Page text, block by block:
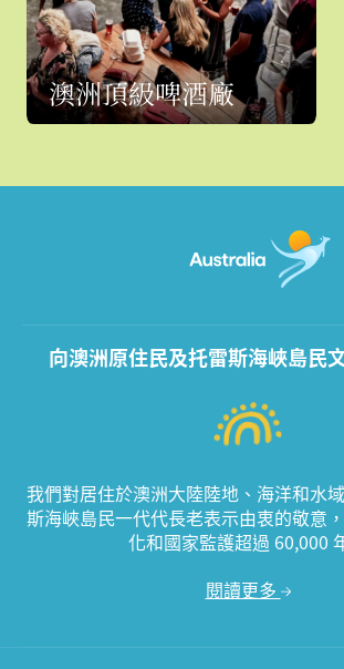
澳洲頂級啤酒廠
向澳洲原住民及托雷斯海峽島民
我們對居住於澳洲大陸陸地、海洋和水
斯海峽島民一代代長老表示由衷的敬意
化和國家監護超過 60,000
閱讀更多